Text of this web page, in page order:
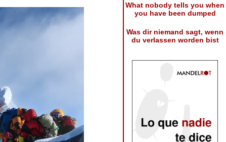
What nobody tells you when
you have been dumped
Was dir niemand sagt, wenn
du verlassen worden bist